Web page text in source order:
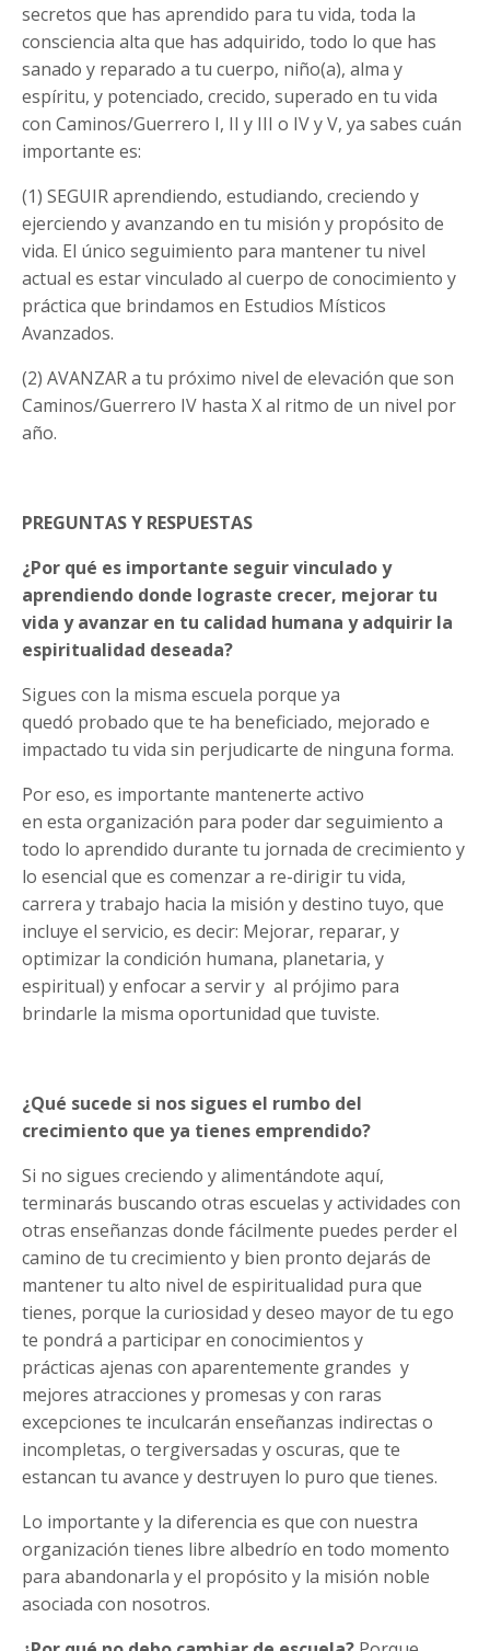
secretos que has aprendido para tu vida, toda la
consciencia alta que has adquirido, todo lo que has
sanado y reparado a tu cuerpo, niño(a), alma y
espíritu, y potenciado, crecido, superado en tu vida
con Caminos/Guerrero I, II y III o IV y V, ya sabes cuán
importante es:
(1) SEGUIR aprendiendo, estudiando, creciendo y
ejerciendo y avanzando en tu misión y propósito de
vida. El único seguimiento para mantener tu nivel
actual es estar vinculado al cuerpo de conocimiento y
práctica que brindamos en Estudios Místicos
Avanzados.
(2) AVANZAR a tu próximo nivel de elevación que son
Caminos/Guerrero IV hasta X al ritmo de un nivel por
año.
PREGUNTAS Y RESPUESTAS
¿Por qué es importante seguir vinculado y
aprendiendo donde lograste crecer, mejorar tu
vida y avanzar en tu calidad humana y adquirir la
espiritualidad deseada?
Sigues con la misma escuela porque ya
quedó probado que te ha beneficiado, mejorado e
impactado tu vida sin perjudicarte de ninguna forma.
Por eso, es importante mantenerte activo
en esta organización para poder dar seguimiento a
todo lo aprendido durante tu jornada de crecimiento y
lo esencial que es comenzar a re-dirigir tu vida,
carrera y trabajo hacia la misión y destino tuyo, que
incluye el servicio, es decir: Mejorar, reparar, y
optimizar la condición humana, planetaria, y
espiritual) y enfocar a servir y al prójimo para
brindarle la misma oportunidad que tuviste.
¿Qué sucede si nos sigues el rumbo del
crecimiento que ya tienes emprendido?
Si no sigues creciendo y alimentándote aquí,
terminarás buscando otras escuelas y actividades con
otras enseñanzas donde fácilmente puedes perder el
camino de tu crecimiento y bien pronto dejarás de
mantener tu alto nivel de espiritualidad pura que
tienes, porque la curiosidad y deseo mayor de tu ego
te pondrá a participar en conocimientos y
prácticas ajenas con aparentemente grandes y
mejores atracciones y promesas y con raras
excepciones te inculcarán enseñanzas indirectas o
incompletas, o tergiversadas y oscuras, que te
estancan tu avance y destruyen lo puro que tienes.
Lo importante y la diferencia es que con nuestra
organización tienes libre albedrío en todo momento
para abandonarla y el propósito y la misión noble
asociada con nosotros.